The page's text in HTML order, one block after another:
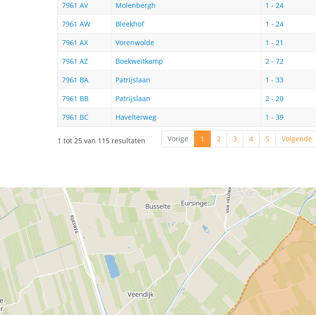
7961 AV
Molenbergh
1 - 24
7961 AW
Bleekhof
1 - 24
7961 AX
Vorenwolde
1 - 21
7961 AZ
Boekweitkamp
2 - 72
7961 BA
Patrijslaan
1 - 33
7961 BB
Patrijslaan
2 - 20
7961 BC
Havelterweg 1 - 39
1 tot 25 van 115 resultaten Vorige 1 2 3 4 5 Volgende